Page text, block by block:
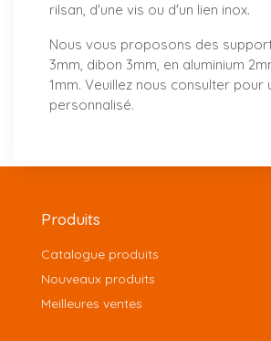
rilsan, d'une vis ou d'un lien inox.
Nous vous proposons des
3mm, dibon 3mm, en aluminium
1mm. Veuillez nous consulter pour
personnalisé.
Produits
Catalogue produits
Nouveaux produits
Meilleures ventes